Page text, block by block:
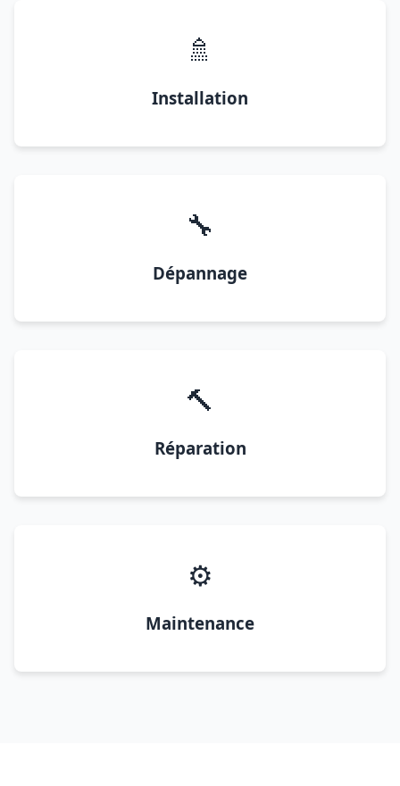
🚿
Installation
🔧
Dépannage
🔨
Réparation
⚙️
Maintenance